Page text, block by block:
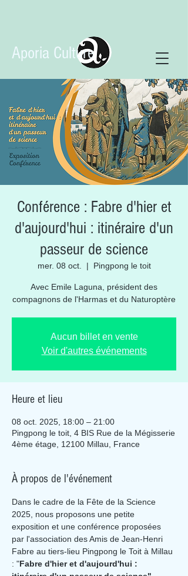
Aporia Culture
Conférence : Fabre d'hier et
d'aujourd'hui : itinéraire d'un
passeur de science
mer. 08 oct.
  |
Pingpong le toit
Avec Emile Laguna, président des
compagnons de l'Harmas et du Naturoptère
Aucun billet en vente
Voir d'autres événements
Heure et lieu
08 oct. 2025, 18:00 – 21:00
Pingpong le toit, 4 BIS Rue de la Mégisserie
4ème étage, 12100 Millau, France
À propos de l'événement
Dans le cadre de la Fête de la Science
2025, nous proposons une petite
exposition et une conférence proposées
par l'association des Amis de Jean-Henri
Fabre au tiers-lieu Pingpong le Toit à Millau
: "Fabre d'hier et d'aujourd'hui :